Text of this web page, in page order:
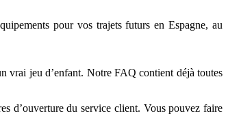
pour vos trajets futurs en Espagne, au
vrai jeu d’enfant. Notre FAQ contient déjà toutes
d’ouverture du service client. Vous pouvez faire